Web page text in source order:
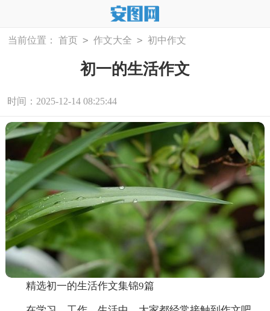
当前位置： 首页 > 作文大全 > 初中作文
初一的生活作文
时间：2025-12-14 08:25:44
精选初一的生活作文集锦9篇